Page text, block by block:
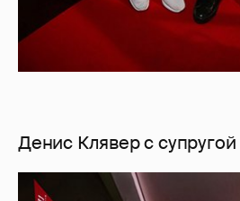
Денис Клявер с